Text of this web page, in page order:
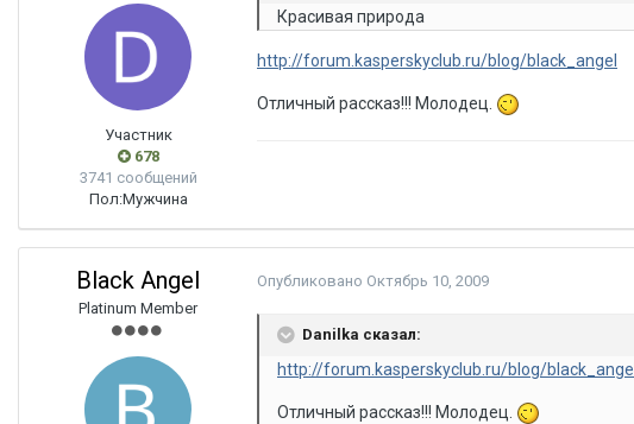
Участник
678
3741 сообщений
Пол:Мужчина
Красивая природа
http://forum.kasperskyclub.ru/blog/black_angel
Отличный рассказ!!! Молодец.
Black Angel
Platinum Member
Опубликовано Октябрь 10, 2009
Danilka сказал:
http://forum.kasperskyclub.ru/blog/black_angel
Отличный рассказ!!! Молодец.